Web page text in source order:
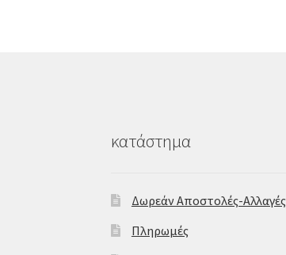
κατάστημα
Δωρεάν Αποστολές-Αλλαγές
Πληρωμές